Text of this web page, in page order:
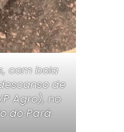
com boia
de
Agro), no
do Pará